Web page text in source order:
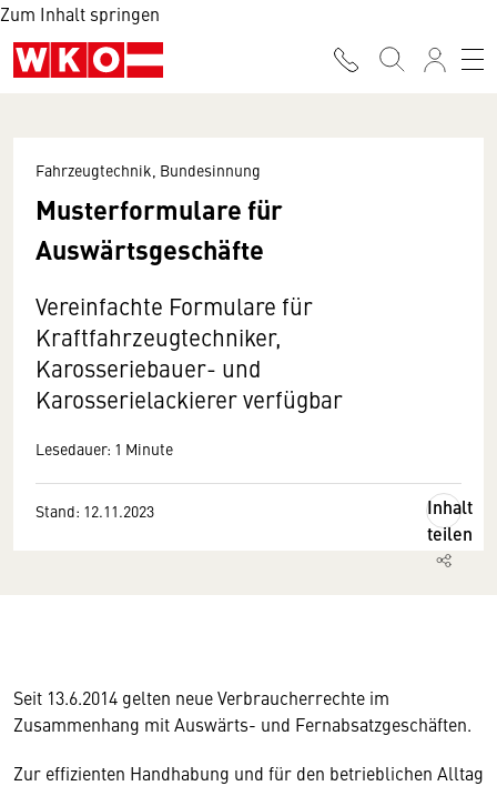
Zum Inhalt springen
Fahrzeugtechnik, Bundesinnung
Musterformulare für
Auswärtsgeschäfte
Vereinfachte Formulare für
Kraftfahrzeugtechniker,
Karosseriebauer- und
Karosserielackierer verfügbar
Lesedauer: 1 Minute
Stand: 12.11.2023
Inhalt
teilen
Seit 13.6.2014 gelten neue Verbraucherrechte im
Zusammenhang mit Auswärts- und Fernabsatzgeschäften.
Zur effizienten Handhabung und für den betrieblichen Alltag